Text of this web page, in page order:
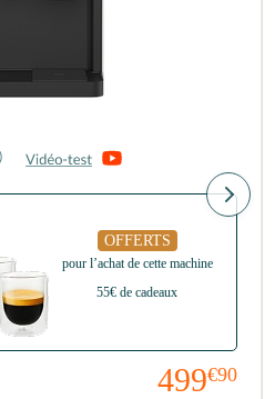
)
OFFERTS
pour l’achat de cette machine
55€ de cadeaux
499€90